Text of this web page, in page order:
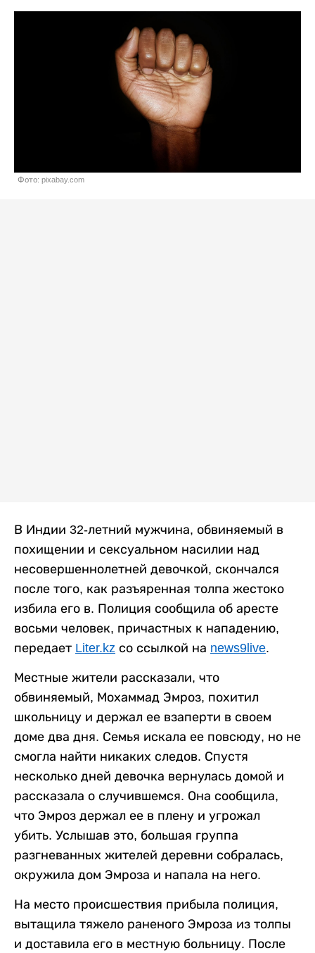
Фото: pixabay.com
В Индии 32-летний мужчина, обвиняемый в
похищении и сексуальном насилии над
несовершеннолетней девочкой, скончался
после того, как разъяренная толпа жестоко
избила его в. Полиция сообщила об аресте
восьми человек, причастных к нападению,
передает Liter.kz со ссылкой на news9live.
Местные жители рассказали, что
обвиняемый, Мохаммад Эмроз, похитил
школьницу и держал ее взаперти в своем
доме два дня. Семья искала ее повсюду, но не
смогла найти никаких следов. Спустя
несколько дней девочка вернулась домой и
рассказала о случившемся. Она сообщила,
что Эмроз держал ее в плену и угрожал
убить. Услышав это, большая группа
разгневанных жителей деревни собралась,
окружила дом Эмроза и напала на него.
На место происшествия прибыла полиция,
вытащила тяжело раненого Эмроза из толпы
и доставила его в местную больницу. После